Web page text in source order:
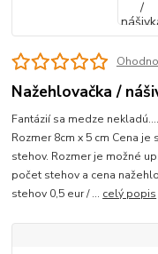
Nažehlovačka /
Fantázií sa medze
Rozmer 8cm x 5 cm Cena
stehov. Rozmer je možné
počet stehov a cena
stehov 0,5 eur / ... celý popis